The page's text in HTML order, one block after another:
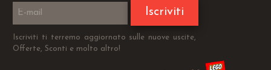
Iscriviti
Iscriviti ti terremo aggiornato sulle nuove uscite,
Offerte, Sconti e molto altro!